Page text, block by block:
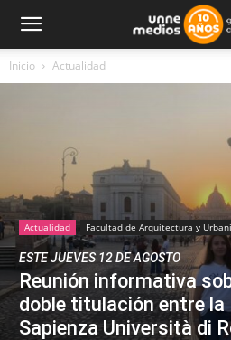
Inicio Actualidad
Actualidad Facultad de Arquitectura y
ESTE JUEVES 12 DE AGOSTO
Reunión informativa
doble titulación entre la
Sapienza Università di